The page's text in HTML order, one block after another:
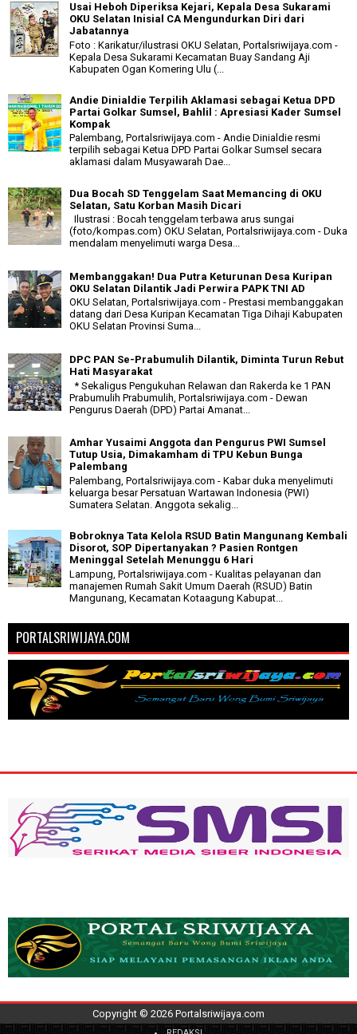
Usai Heboh Diperiksa Kejari, Kepala Desa Sukarami
OKU Selatan Inisial CA Mengundurkan Diri dari
Jabatannya
Foto : Karikatur/ilustrasi OKU Selatan, Portalsriwijaya.com -
Kepala Desa Sukarami Kecamatan Buay Sandang Aji
Kabupaten Ogan Komering Ulu (...
Andie Dinialdie Terpilih Aklamasi sebagai Ketua DPD
Partai Golkar Sumsel, Bahlil : Apresiasi Kader Sumsel
Kompak
Palembang, Portalsriwijaya.com - Andie Dinialdie resmi
terpilih sebagai Ketua DPD Partai Golkar Sumsel secara
aklamasi dalam Musyawarah Dae...
Dua Bocah SD Tenggelam Saat Memancing di OKU
Selatan, Satu Korban Masih Dicari
Ilustrasi : Bocah tenggelam terbawa arus sungai
(foto/kompas.com) OKU Selatan, Portalsriwijaya.com - Duka
mendalam menyelimuti warga Desa...
Membanggakan! Dua Putra Keturunan Desa Kuripan
OKU Selatan Dilantik Jadi Perwira PAPK TNI AD
OKU Selatan, Portalsriwijaya.com - Prestasi membanggakan
datang dari Desa Kuripan Kecamatan Tiga Dihaji Kabupaten
OKU Selatan Provinsi Suma...
DPC PAN Se-Prabumulih Dilantik, Diminta Turun Rebut
Hati Masyarakat
* Sekaligus Pengukuhan Relawan dan Rakerda ke 1 PAN
Prabumulih Prabumulih, Portalsriwijaya.com - Dewan
Pengurus Daerah (DPD) Partai Amanat...
Amhar Yusaimi Anggota dan Pengurus PWI Sumsel
Tutup Usia, Dimakamham di TPU Kebun Bunga
Palembang
Palembang, Portalsriwijaya.com - Kabar duka menyelimuti
keluarga besar Persatuan Wartawan Indonesia (PWI)
Sumatera Selatan. Anggota sekalig...
Bobroknya Tata Kelola RSUD Batin Mangunang Kembali
Disorot, SOP Dipertanyakan ? Pasien Rontgen
Meninggal Setelah Menunggu 6 Hari
Lampung, Portalsriwijaya.com - Kualitas pelayanan dan
manajemen Rumah Sakit Umum Daerah (RSUD) Batin
Mangunang, Kecamatan Kotaagung Kabupat...
PORTALSRIWIJAYA.COM
Copyright © 2026 Portalsriwijaya.com